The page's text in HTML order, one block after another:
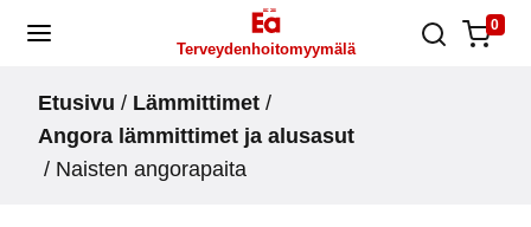
Skip
Terveydenhoitomyymälä
0
Etusivu / Lämmittimet /
Angora lämmittimet ja alusasut
/ Naisten angorapaita